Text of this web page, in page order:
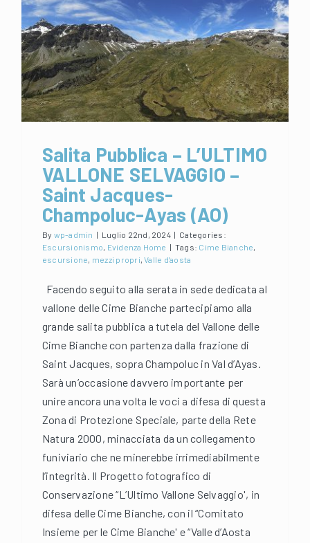
Biblioteca
Salita Pubblica – L’ULTIMO
VALLONE SELVAGGIO –
Saint Jacques-Champoluc-
Ayas (AO)
Salita Pubblica – L’ULTIMO
VALLONE SELVAGGIO –
Saint Jacques-
Champoluc-Ayas (AO)
By wp-admin | Luglio 22nd, 2024 | Categories:
Escursionismo, Evidenza Home | Tags: Cime Bianche,
escursione, mezzi propri,Valle d'aosta
Facendo seguito alla serata in sede dedicata al
vallone delle Cime Bianche partecipiamo alla
grande salita pubblica a tutela del Vallone delle
Cime Bianche con partenza dalla frazione di
Saint Jacques, sopra Champoluc in Val d’Ayas.
Sarà un’occasione davvero importante per
unire ancora una volta le voci a difesa di questa
Zona di Protezione Speciale, parte della Rete
Natura 2000, minacciata da un collegamento
funiviario che ne minerebbe irrimediabilmente
l’integrità. Il Progetto fotografico di
Conservazione “L’Ultimo Vallone Selvaggio', in
difesa delle Cime Bianche, con il “Comitato
Insieme per le Cime Bianche' e “Valle d’Aosta